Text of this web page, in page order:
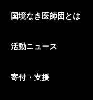
国境なき医師団とは
活動ニュース
寄付・支援